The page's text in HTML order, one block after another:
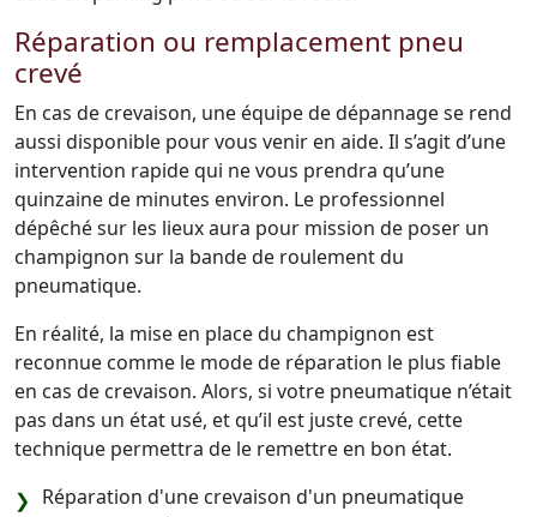
Réparation ou remplacement pneu
crevé
En cas de crevaison, une équipe de dépannage se rend
aussi disponible pour vous venir en aide. Il s’agit d’une
intervention rapide qui ne vous prendra qu’une
quinzaine de minutes environ. Le professionnel
dépêché sur les lieux aura pour mission de poser un
champignon sur la bande de roulement du
pneumatique.
En réalité, la mise en place du champignon est
reconnue comme le mode de réparation le plus fiable
en cas de crevaison. Alors, si votre pneumatique n’était
pas dans un état usé, et qu’il est juste crevé, cette
technique permettra de le remettre en bon état.
Réparation d'une crevaison d'un pneumatique